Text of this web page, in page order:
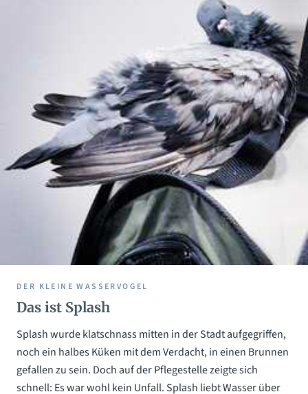
DER KLEINE WASSERVOGEL
Das ist Splash
Splash wurde klatschnass mitten in der Stadt aufgegriffen,
noch ein halbes Küken mit dem Verdacht, in einen Brunnen
gefallen zu sein. Doch auf der Pflegestelle zeigte sich
schnell: Es war wohl kein Unfall. Splash liebt Wasser über